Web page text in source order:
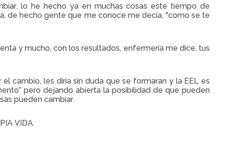
lo he hecho ya en muchas cosas este tiempo de
de hecho gente que me conoce me decía, "como se te
y mucho, con los resultados, enfermería me dice, tus
cambio, les diría sin duda que se formaran y la EEL es
pero dejando abierta la posibilidad de que pueden
pueden cambiar.
VIDA.